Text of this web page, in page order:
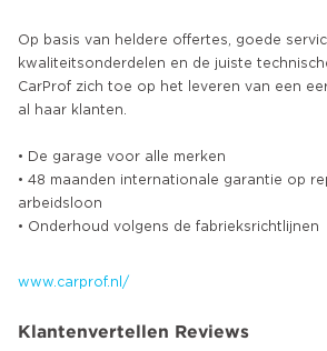
Op basis van heldere offertes, goede
kwaliteitsonderdelen en de juiste
CarProf zich toe op het leveren van een
al haar klanten.
• De garage voor alle merken
• 48 maanden internationale garantie op
arbeidsloon
• Onderhoud volgens de fabrieksrichtlijnen
www.carprof.nl/
Klantenvertellen Reviews